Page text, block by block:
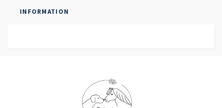
INFORMATION